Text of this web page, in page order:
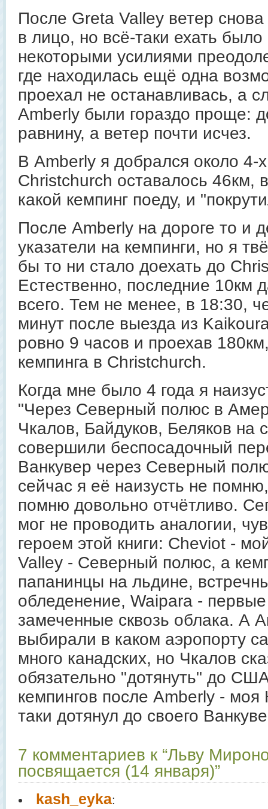
После Greta Valley ветер
в лицо, но всё-таки ехать
некоторыми усилиями
где находилась ещё одна
проехал не останавливась, а
Amberly были гораздо проще:
равнину, а ветер почти исчез.
В Amberly я добрался около 4-
Christchurch оставалось 46км,
какой кемпинг поеду, и
После Amberly на дороге то и
указатели на кемпинги, но я
бы то ни стало доехать до
Естественно, последние 10км
всего. Тем не менее, в 18:30,
минут после выезда из
ровно 9 часов и проехав
кемпинга в Christchurch.
Когда мне было 4 года я
"Через Северный полюс в
Чкалов, Байдуков, Беляков на
совершили беспосадочный
Ванкувер через Северный
сейчас я её наизусть не
помню довольно отчётливо.
мог не проводить аналогии,
героем этой книги: Cheviot -
Valley - Северный полюс, а
папанинцы на льдине,
обледенение, Waipara -
замеченные сквозь облака. А
выбирали в каком аэропорту
много канадских, но Чкалов
обязательно "дотянуть" до
кемпингов после Amberly - моя
таки дотянул до своего
7 комментариев к “Льву
посвящается (14 января)”
kash_eyka: